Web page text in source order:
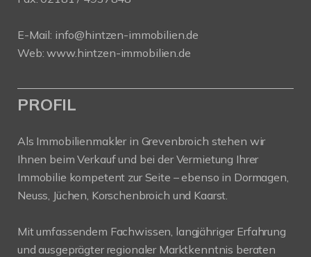
E-Mail: info@hintzen-immobilien.de
Web:www.hintzen-immobilien.de
PROFIL
Als Immobilienmakler in Grevenbroich stehen wir
Ihnen beim Verkauf und bei der Vermietung Ihrer
Immobilie kompetent zur Seite – ebenso in Dormagen,
Neuss, Jüchen, Korschenbroich und Kaarst.
Mit umfassendem Fachwissen, langjähriger Erfahrung
und ausgeprägter regionaler Marktkenntnis beraten